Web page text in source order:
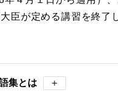
臣が定める講習を終了
集とは ＋